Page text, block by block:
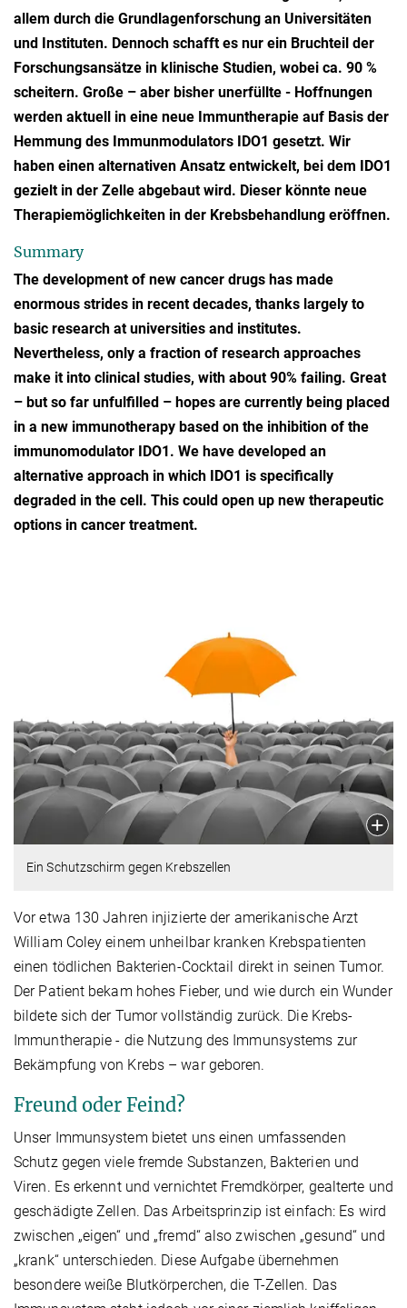
allem durch die Grundlagenforschung an Universitäten
und Instituten. Dennoch schafft es nur ein Bruchteil der
Forschungsansätze in klinische Studien, wobei ca. 90 %
scheitern. Große – aber bisher unerfüllte - Hoffnungen
werden aktuell in eine neue Immuntherapie auf Basis der
Hemmung des Immunmodulators IDO1 gesetzt. Wir
haben einen alternativen Ansatz entwickelt, bei dem IDO1
gezielt in der Zelle abgebaut wird. Dieser könnte neue
Therapiemöglichkeiten in der Krebsbehandlung eröffnen.
Summary
The development of new cancer drugs has made
enormous strides in recent decades, thanks largely to
basic research at universities and institutes.
Nevertheless, only a fraction of research approaches
make it into clinical studies, with about 90% failing. Great
– but so far unfulfilled – hopes are currently being placed
in a new immunotherapy based on the inhibition of the
immunomodulator IDO1. We have developed an
alternative approach in which IDO1 is specifically
degraded in the cell. This could open up new therapeutic
options in cancer treatment.
Ein Schutzschirm gegen Krebszellen
Vor etwa 130 Jahren injizierte der amerikanische Arzt
William Coley einem unheilbar kranken Krebspatienten
einen tödlichen Bakterien-Cocktail direkt in seinen Tumor.
Der Patient bekam hohes Fieber, und wie durch ein Wunder
bildete sich der Tumor vollständig zurück. Die Krebs-
Immuntherapie - die Nutzung des Immunsystems zur
Bekämpfung von Krebs – war geboren.
Freund oder Feind?
Unser Immunsystem bietet uns einen umfassenden
Schutz gegen viele fremde Substanzen, Bakterien und
Viren. Es erkennt und vernichtet Fremdkörper, gealterte und
geschädigte Zellen. Das Arbeitsprinzip ist einfach: Es wird
zwischen „eigen“ und „fremd“ also zwischen „gesund“ und
„krank“ unterschieden. Diese Aufgabe übernehmen
besondere weiße Blutkörperchen, die T-Zellen. Das